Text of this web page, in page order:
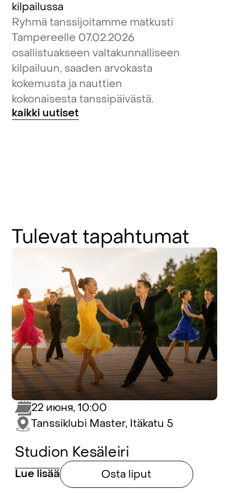
kilpailussa
Ryhmä tanssijoitamme matkusti
Tampereelle 07.02.2026
osallistuakseen valtakunnalliseen
kilpailuun, saaden arvokasta
kokemusta ja nauttien
kokonaisesta tanssipäivästä.
kaikki uutiset
Tulevat tapahtumat
Studion Kesäleiri
Lue lisää Osta liput
22 июня, 10:00
Tanssiklubi Master, Itäkatu 5